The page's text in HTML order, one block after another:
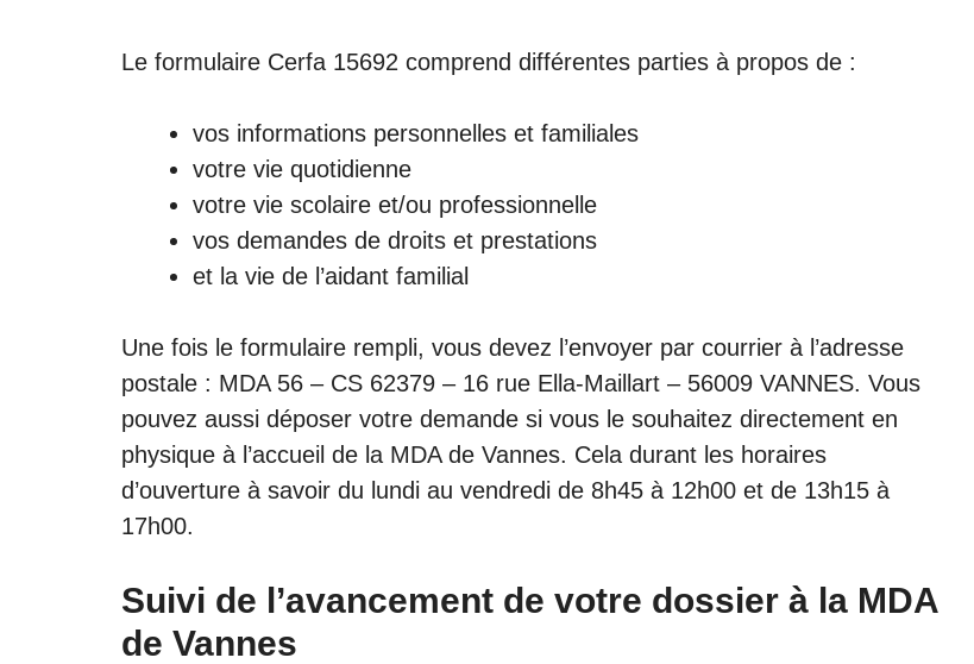
Le formulaire Cerfa 15692 comprend différentes parties à propos de :
vos informations personnelles et familiales
votre vie quotidienne
votre vie scolaire et/ou professionnelle
vos demandes de droits et prestations
et la vie de l’aidant familial
Une fois le formulaire rempli, vous devez l’envoyer par courrier à l’adresse
postale : MDA 56 – CS 62379 – 16 rue Ella-Maillart – 56009 VANNES. Vous
pouvez aussi déposer votre demande si vous le souhaitez directement en
physique à l’accueil de la MDA de Vannes. Cela durant les horaires
d’ouverture à savoir du lundi au vendredi de 8h45 à 12h00 et de 13h15 à
17h00.
Suivi de l’avancement de votre dossier à la MDA
de Vannes